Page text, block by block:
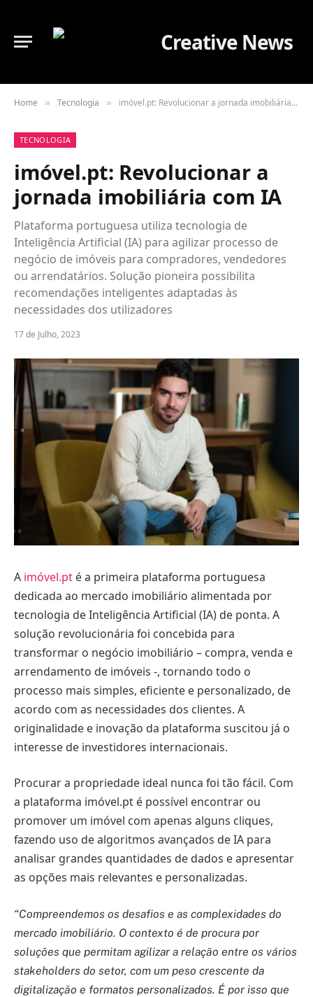
Home » Tecnologia » imóvel.pt: Revolucionar a jornada imobiliária com IA
TECNOLOGIA
imóvel.pt: Revolucionar a
jornada imobiliária com IA
Plataforma portuguesa utiliza tecnologia de
Inteligência Artificial (IA) para agilizar processo de
negócio de imóveis para compradores, vendedores
ou arrendatários. Solução pioneira possibilita
recomendações inteligentes adaptadas às
necessidades dos utilizadores
17 de Julho, 2023
A imóvel.pt é a primeira plataforma portuguesa
dedicada ao mercado imobiliário alimentada por
tecnologia de Inteligência Artificial (IA) de ponta. A
solução revolucionária foi concebida para
transformar o negócio imobiliário – compra, venda e
arrendamento de imóveis -, tornando todo o
processo mais simples, eficiente e personalizado, de
acordo com as necessidades dos clientes. A
originalidade e inovação da plataforma suscitou já o
interesse de investidores internacionais.
Procurar a propriedade ideal nunca foi tão fácil. Com
a plataforma imóvel.pt é possível encontrar ou
promover um imóvel com apenas alguns cliques,
fazendo uso de algoritmos avançados de IA para
analisar grandes quantidades de dados e apresentar
as opções mais relevantes e personalizadas.
“Compreendemos os desafios e as complexidades do
mercado imobiliário. O contexto é de procura por
soluções que permitam agilizar a relação entre os vários
stakeholders do setor, com um peso crescente da
digitalização e formatos personalizados. É por isso que